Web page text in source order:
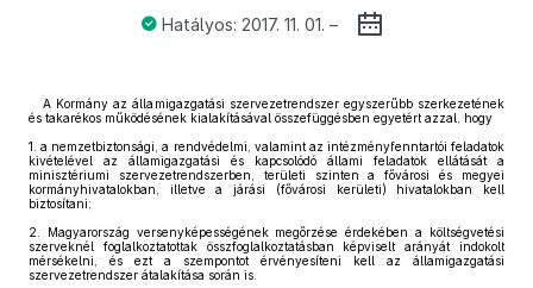
Hatályos: 2017. 11. 01. –
A Kormány az államigazgatási szervezetrendszer egyszerűbb szerkezetének
és takarékos működésének kialakításával összefüggésben egyetért azzal, hogy
1. a nemzetbiztonsági, a rendvédelmi, valamint az intézményfenntartói feladatok
kivételével az államigazgatási és kapcsolódó állami feladatok ellátását a
minisztériumi szervezetrendszerben, területi szinten a fővárosi és megyei
kormányhivatalokban, illetve a járási (fővárosi kerületi) hivatalokban kell
biztosítani;
2.
Magyarország versenyképességének megőrzése érdekében a költségvetési
szerveknél foglalkoztatottak összfoglalkoztatásban képviselt arányát indokolt
mérsékelni, és ezt a szempontot érvényesíteni kell az államigazgatási
szervezetrendszer átalakítása során is.